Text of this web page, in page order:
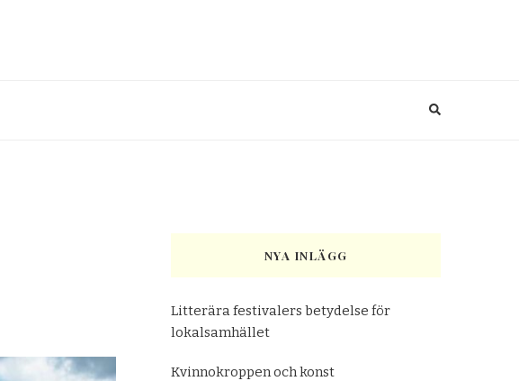
NYA INLÄGG
Litterära festivalers betydelse för
lokalsamhället
Kvinnokroppen och konst